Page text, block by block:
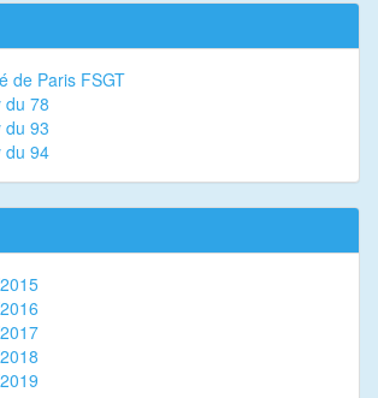
de Paris FSGT
du 78
du 93
du 94